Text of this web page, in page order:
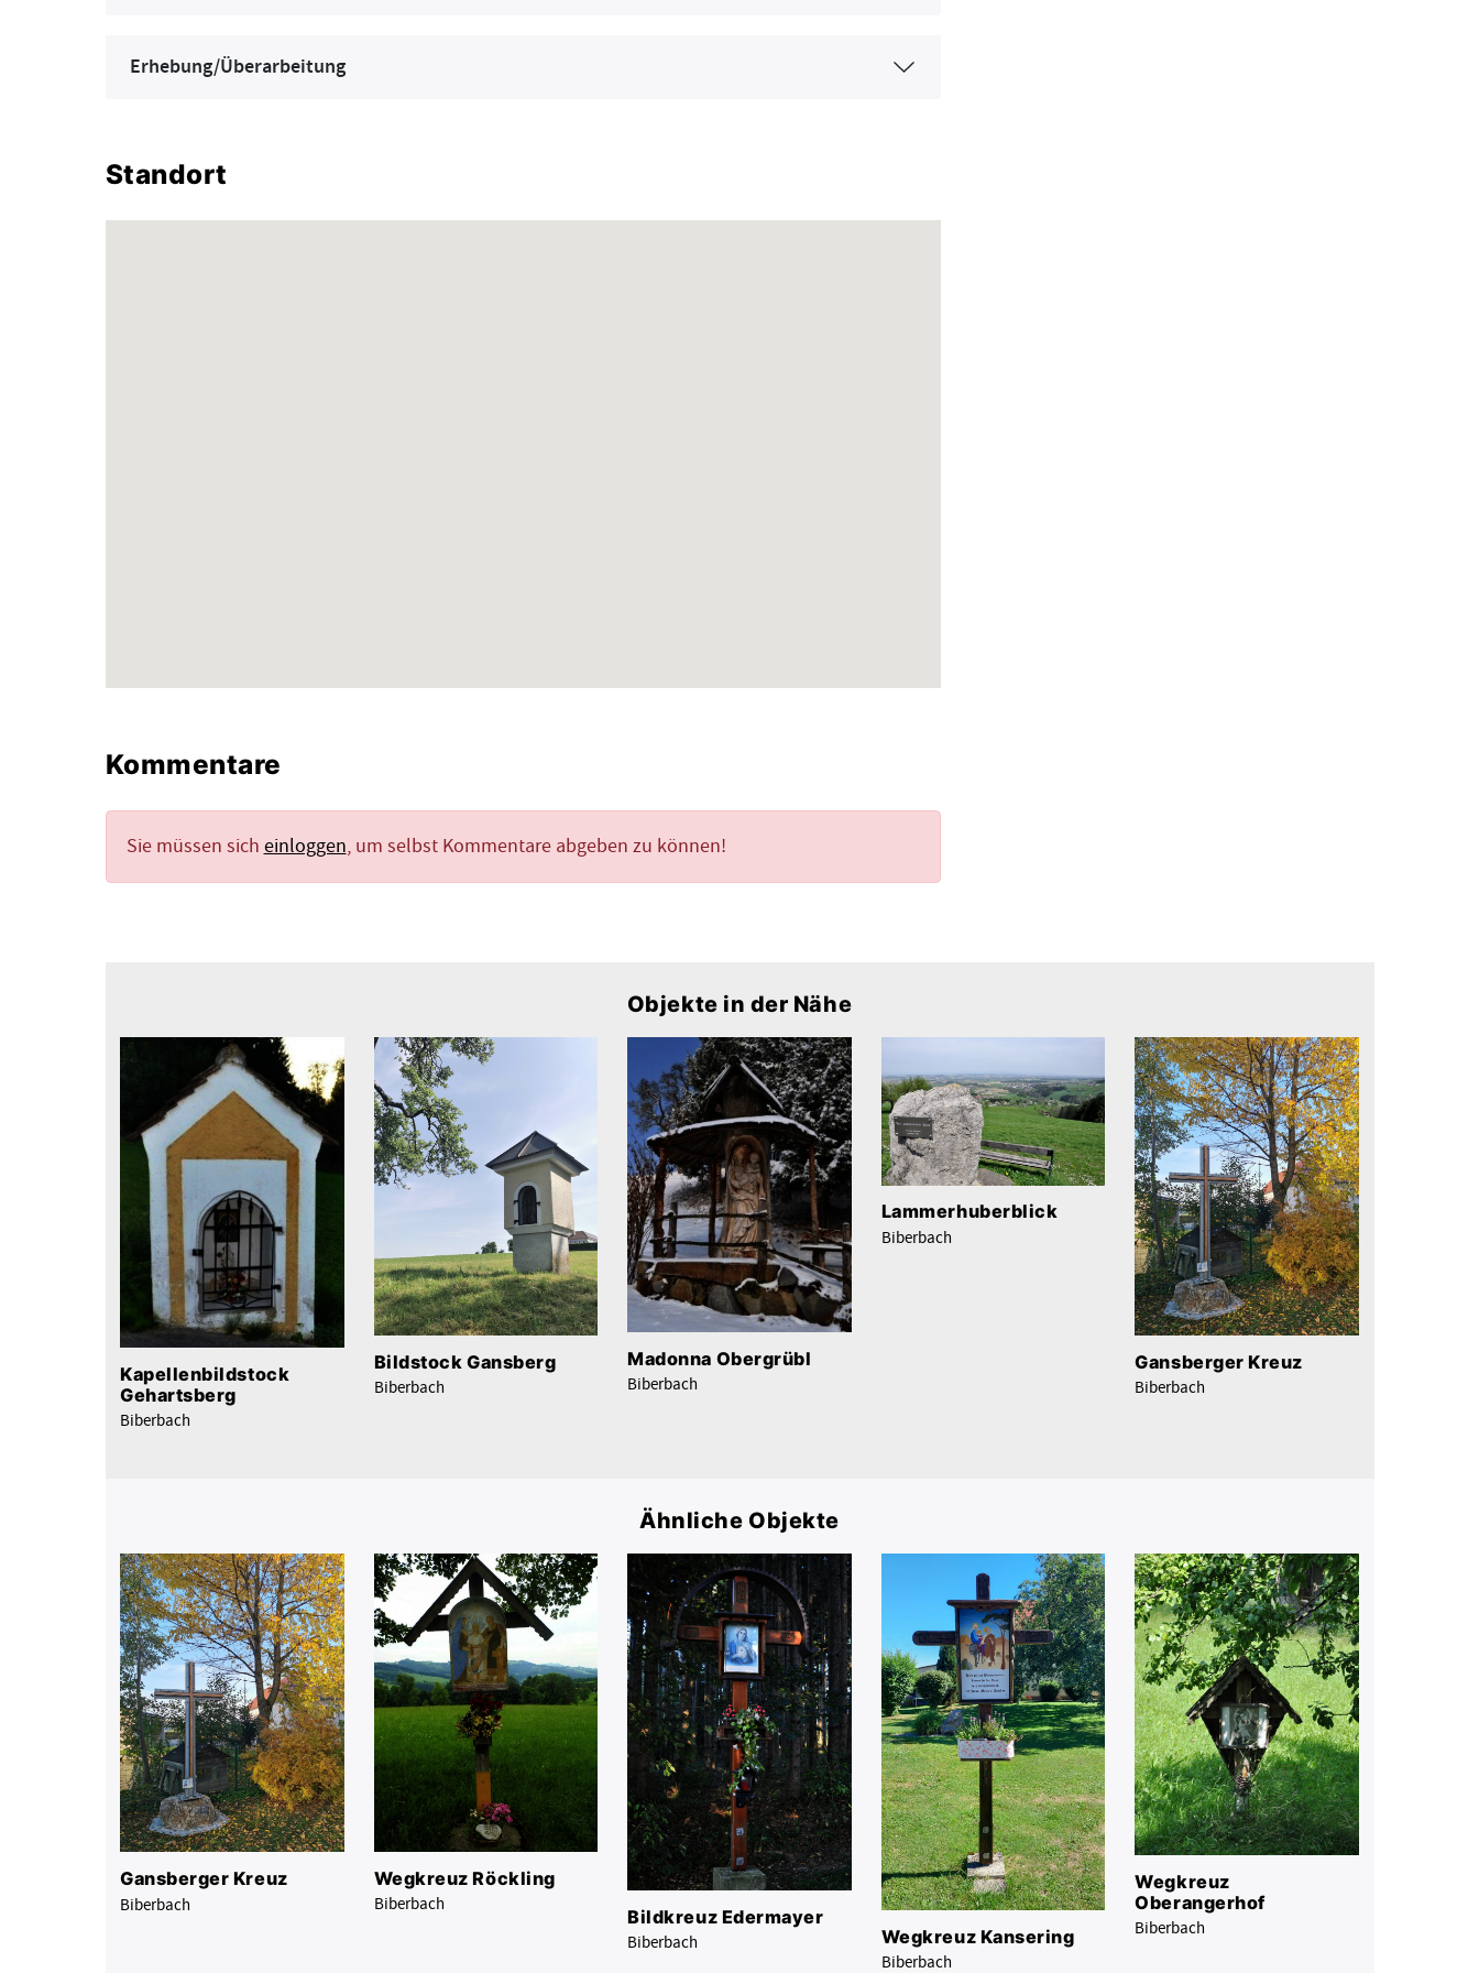
Erhebung/Überarbeitung
Standort
Kommentare
Sie müssen sich einloggen, um selbst Kommentare abgeben zu können!
Objekte in der Nähe
Kapellenbildstock
Gehartsberg
Biberbach
Bildstock Gansberg
Biberbach
Madonna Obergrübl
Biberbach
Lammerhuberblick
Biberbach
Gansberger Kreuz
Biberbach
Ähnliche Objekte
Gansberger Kreuz
Biberbach
Wegkreuz Röckling
Biberbach
Bildkreuz Edermayer
Biberbach
Wegkreuz Kansering
Biberbach
Wegkreuz
Oberangerhof
Biberbach